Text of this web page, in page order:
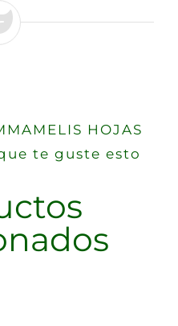
HOJAS
te guste esto